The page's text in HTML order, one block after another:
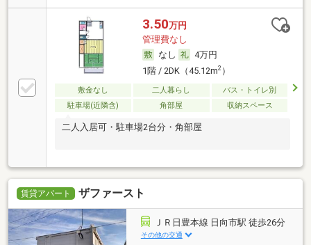
3.50万円
管理費なし
なし
4万円
1階 / 2DK（45.12m2）
敷金なし 二人暮らし
バス・トイレ別
駐車場(近隣含)
角部屋 収納スペース
二人入居可・駐車場2台分・角部屋
賃貸アパート ザファースト
ＪＲ日豊本線 日向市駅 徒歩26分
その他の交通